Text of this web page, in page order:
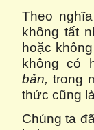
Theo
không tất
hoặc
không có
bản, trong
thức cũng
Chúng ta